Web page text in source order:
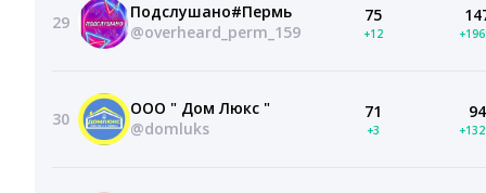
29
Подслушано#Пермь
@overheard_perm_159
75
+12
30
ООО " Дом Люкс "
@domluks
71
+3
94